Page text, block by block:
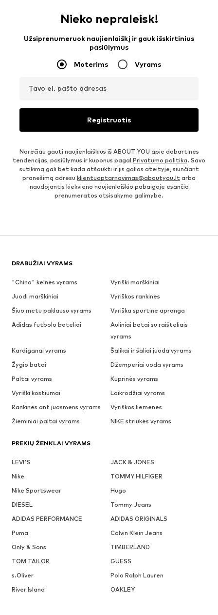
Nieko nepraleisk!
Užsiprenumeruok naujienlaiškį ir gauk išskirtinius
pasiūlymus
Moterims Vyrams
Tavo el. pašto adresas
Registruotis
Norėčiau gauti naujienlaiškius iš ABOUT YOU apie dabartines
tendencijas, pasiūlymus ir kuponus pagal Privatumo politika. Savo
sutikimą gali bet kada atšaukti ir jis galios ateityje, siunčiant
pranešimą adresu klientuaptarnavimas@aboutyou.lt arba
naudojantis kiekvieno naujienlaiškio pabaigoje esančia
prenumeratos atsisakymo galimybe.
DRABUŽIAI VYRAMS
"Chino" kelnės vyrams
Vyriški marškiniai
Juodi marškiniai
Vyriškos rankinės
Šiuo metu paklausu vyrams
Vyriška sportinė apranga
Adidas futbolo bateliai
Auliniai batai su raišteliais
vyrams
Kardiganai vyrams
Šalikai ir šaliai juoda vyrams
Žygio batai
Džemperiai uoda vyrams
Paltai vyrams
Kuprinės vyrams
Vyriški kostiumai
Laikrodžiai vyrams
Rankinės ant juosmens vyrams
Vyriškos liemenes
Žieminiai paltai vyrams
NIKE striukės vyrams
PREKIŲ ŽENKLAI VYRAMS
LEVI'S
JACK & JONES
Nike
TOMMY HILFIGER
Nike Sportswear
Hugo
DIESEL
Tommy Jeans
ADIDAS PERFORMANCE
ADIDAS ORIGINALS
Puma
Calvin Klein Jeans
Only & Sons
TIMBERLAND
TOM TAILOR
GUESS
s.Oliver
Polo Ralph Lauren
River Island
OAKLEY